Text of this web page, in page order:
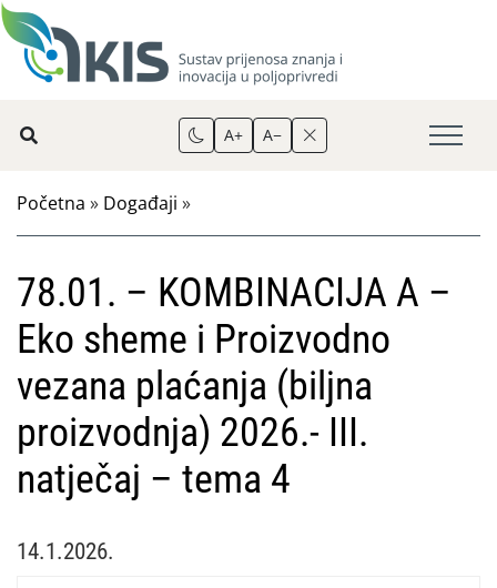
A+ A−
Početna » Događaji »
78.01. – KOMBINACIJA A –
Eko sheme i Proizvodno
vezana plaćanja (biljna
proizvodnja) 2026.- III.
natječaj – tema 4
14.1.2026.